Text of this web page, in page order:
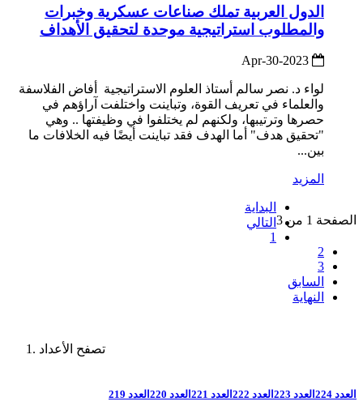
الدول العربية تملك صناعات عسكرية وخبرات
والمطلوب استراتيجية موحدة لتحقيق الأهداف
لواء د. نصر سالم أستاذ العلوم الاستراتيجية أفاض الفلاسفة
والعلماء في تعريف القوة، وتباينت واختلفت آراؤهم في
حصرها وترتيبها، ولكنهم لم يختلفوا في وظيفتها .. وهي
"تحقيق هدف" أما الهدف فقد تباينت أيضًا فيه الخلافات ما
بين...
المزيد
الصفحة 1 من 3
البداية
التالي
1
2
3
السابق
النهاية
تصفح الأعداد
العدد 224 العدد 223 العدد 222 العدد 221 العدد 220 العدد 219